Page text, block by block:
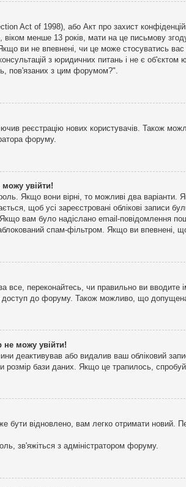
Act of 1998), або Акт про захист
віком менше 13 років, мати на це письмову
ви не впевнені, чи це може стосуватись
з юридичних питань і не є об'єктом
пов'язаних з цим форумом?".
реєстрацію нових користувачів. Також
форуму.
увійти!
Якщо вони вірні, то можливі два
щоб усі зареєстровані облікові записи
Якщо вам було надіслано email-
спам-фільтром. Якщо ви впевнені,
все, переконайтесь, чи правильно ви вводите
доступ до форуму. Також можливо, що
не можу увійти!
деактивував або видалив ваш обліковий
бази даних. Якщо це трапилось,
відновлено, вам легко отримати новий.
зв'яжіться з адміністратором форуму.